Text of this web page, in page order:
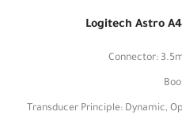
Logitech Astro
Connector:
Transducer Principle: Dynamic,